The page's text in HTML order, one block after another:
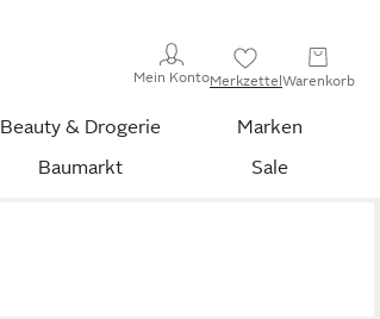
Mein KontoMerkzettelWarenkorb
Beauty & Drogerie
Marken
Baumarkt Sale